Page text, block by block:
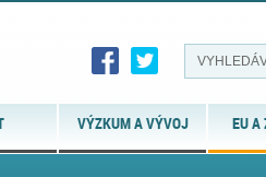
VÝZKUM A VÝVOJ EU A